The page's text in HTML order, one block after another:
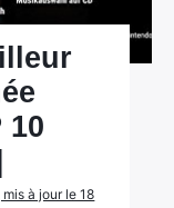
10
à jour le 18